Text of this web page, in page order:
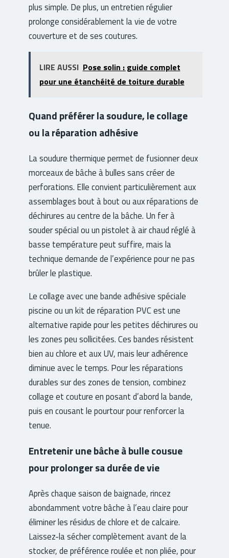
plus simple. De plus, un entretien régulier
prolonge considérablement la vie de votre
couverture et de ses coutures.
LIRE AUSSI Pose solin : guide complet
pour une étanchéité de toiture durable
Quand préférer la soudure, le collage
ou la réparation adhésive
La soudure thermique permet de fusionner deux
morceaux de bâche à bulles sans créer de
perforations. Elle convient particulièrement aux
assemblages bout à bout ou aux réparations de
déchirures au centre de la bâche. Un fer à
souder spécial ou un pistolet à air chaud réglé à
basse température peut suffire, mais la
technique demande de l’expérience pour ne pas
brûler le plastique.
Le collage avec une bande adhésive spéciale
piscine ou un kit de réparation PVC est une
alternative rapide pour les petites déchirures ou
les zones peu sollicitées. Ces bandes résistent
bien au chlore et aux UV, mais leur adhérence
diminue avec le temps. Pour les réparations
durables sur des zones de tension, combinez
collage et couture en posant d’abord la bande,
puis en cousant le pourtour pour renforcer la
tenue.
Entretenir une bâche à bulle cousue
pour prolonger sa durée de vie
Après chaque saison de baignade, rincez
abondamment votre bâche à l’eau claire pour
éliminer les résidus de chlore et de calcaire.
Laissez-la sécher complètement avant de la
stocker, de préférence roulée et non pliée, pour